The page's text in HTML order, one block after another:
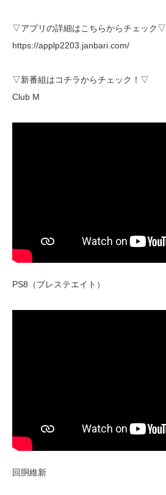
▽アプリの詳細はこちらからチェック▽
https://applp2203.janbari.com/
▽新番組はコチラからチェック！▽
Club M
PS8（プレステエイト）
回胴維新